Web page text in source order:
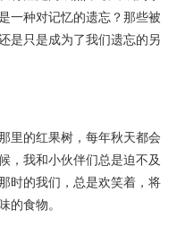
一种对记忆的遗忘？那些被
是只是成为了我们遗忘的另
里的红果树，每年秋天都会
，我和小伙伴们总是迫不及
时的我们，总是欢笑着，将
的食物。